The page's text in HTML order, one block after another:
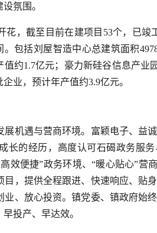
氛围。
花，截至目前在建项目53个，已竣
包括刘屋智造中心总建筑面积
约1.7亿元；豪力新硅谷信息产业
业，预计年产值约3.9亿元。
机遇与营商环境。富颖电子、益
长的经历，高度认可石碣政务服
效便捷”政务环境、“暖心贴心”营
，提供全程跟进、快速响应、贴
、放心投资。镇党委、镇政府始
投产、早达效。